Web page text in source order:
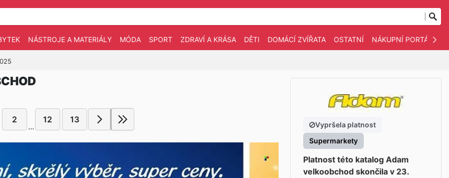
NÁSTROJE A MATERIÁLY MÓDA SPORT ZDRAVÍ A KRÁSA DĚTI DOMÁCÍ ZVÍŘATA OSTATNÍ NÁKUPNÍ PORTÁLY
2
...
12 13
Vypršela platnost
Supermarkety
Platnost této katalog Adam
velkoobchod skončila v 23.